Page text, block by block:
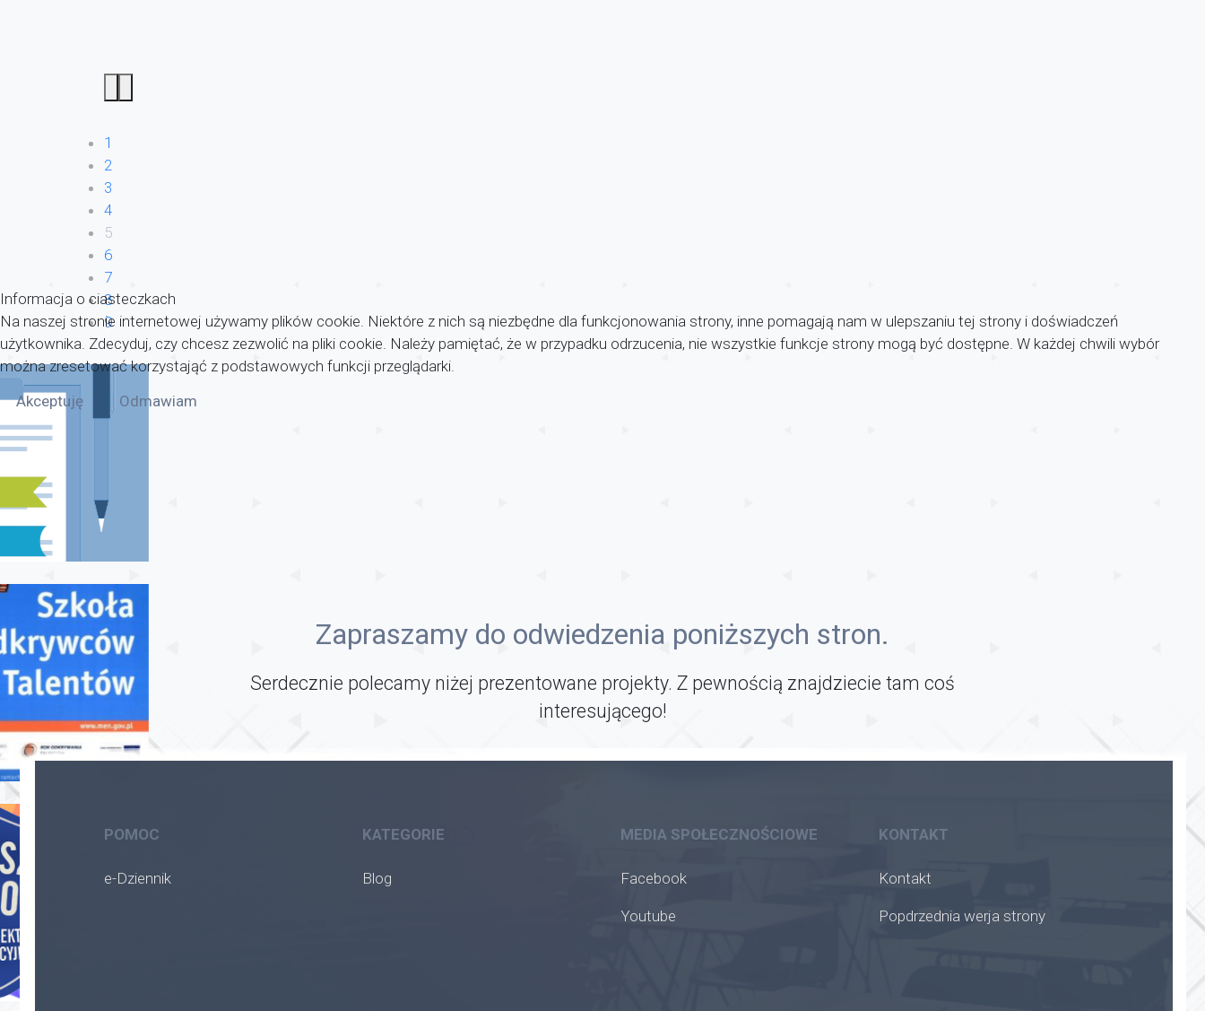
1
2
3
4
5
6
7
8
9
Zapraszamy do odwiedzenia poniższych stron.
Serdecznie polecamy niżej prezentowane projekty. Z pewnością znajdziecie tam coś
interesującego!
POMOC
e-Dziennik
KATEGORIE
Blog
MEDIA SPOŁECZNOŚCIOWE
Facebook
Youtube
KONTAKT
Kontakt
Popdrzednia werja strony
Informacja o ciasteczkach
Na naszej stronie internetowej używamy plików cookie. Niektóre z nich są niezbędne dla funkcjonowania strony, inne pomagają nam w ulepszaniu tej strony i doświadczeń
użytkownika. Zdecyduj, czy chcesz zezwolić na pliki cookie. Należy pamiętać, że w przypadku odrzucenia, nie wszystkie funkcje strony mogą być dostępne. W każdej chwili wybór
można zresetować korzystająć z podstawowych funkcji przeglądarki.
Akceptuję
Odmawiam